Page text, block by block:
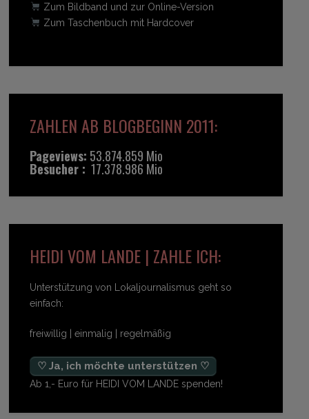
Zum Bildband und zur Online-Version
Zum Taschenbuch mit Hardcover
ZAHLEN AB BLOGBEGINN 2011:
Pageviews: 53.874.859 Mio
Besucher : 17.378.986 Mio
HEIDI VOM LANDE | ZAHLE ICH:
Unterstützung von Lokaljournalismus geht so
einfach:
freiwillig | einmalig | regelmäßig
♡ Ja, ich möchte unterstützen ♡
Ab 1,- Euro für HEIDI VOM LANDE spenden!